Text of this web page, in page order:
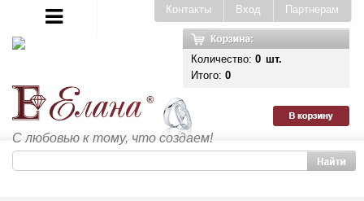
С любовью к тому, что создаем!
Партнерам
Вход
Контакты
Количество: 0 шт.
Итого: 0